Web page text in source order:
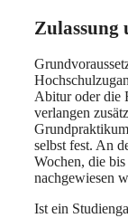
Zulassung
Abitur oder die
verlangen
selbst fest. An
Wochen, die bis
nachgewiesen
Ist ein